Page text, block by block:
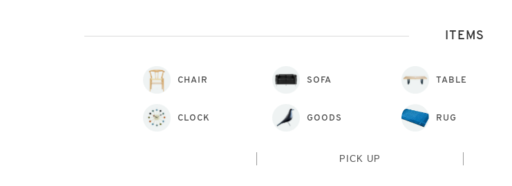
ITEMS
CHAIR SOFA TABLE
CLOCK GOODS RUG
PICK UP